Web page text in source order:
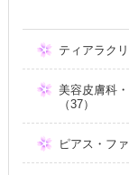
ティアラク
美容皮膚科
（37）
ピアス・フ